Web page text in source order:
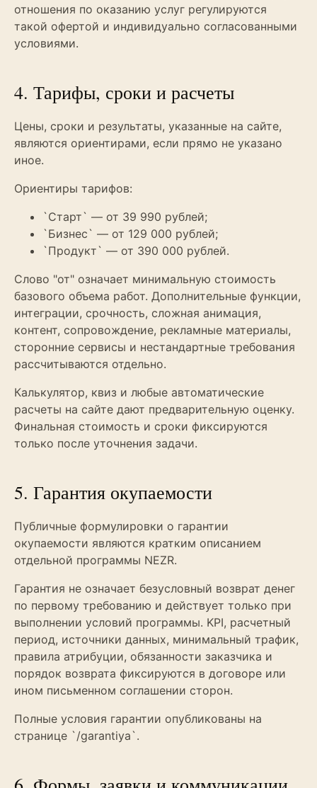
отношения по оказанию услуг регулируются
такой офертой и индивидуально согласованными
условиями.
4. Тарифы, сроки и расчеты
Цены, сроки и результаты, указанные на сайте,
являются ориентирами, если прямо не указано
иное.
Ориентиры тарифов:
`Старт` — от 39 990 рублей;
`Бизнес` — от 129 000 рублей;
`Продукт` — от 390 000 рублей.
Слово "от" означает минимальную стоимость
базового объема работ. Дополнительные функции,
интеграции, срочность, сложная анимация,
контент, сопровождение, рекламные материалы,
сторонние сервисы и нестандартные требования
рассчитываются отдельно.
Калькулятор, квиз и любые автоматические
расчеты на сайте дают предварительную оценку.
Финальная стоимость и сроки фиксируются
только после уточнения задачи.
5. Гарантия окупаемости
Публичные формулировки о гарантии
окупаемости являются кратким описанием
отдельной программы NEZR.
Гарантия не означает безусловный возврат денег
по первому требованию и действует только при
выполнении условий программы. KPI, расчетный
период, источники данных, минимальный трафик,
правила атрибуции, обязанности заказчика и
порядок возврата фиксируются в договоре или
ином письменном соглашении сторон.
Полные условия гарантии опубликованы на
странице `/garantiya`.